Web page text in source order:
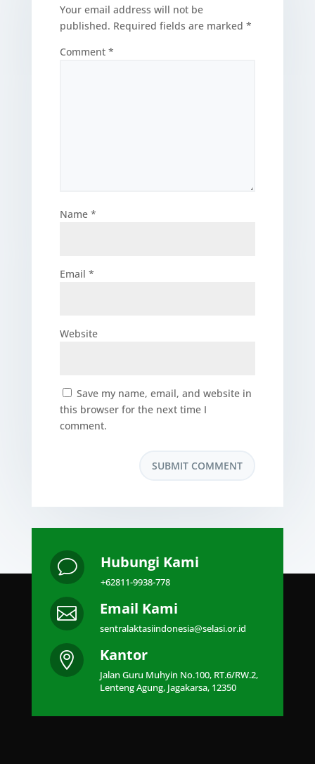
Your email address will not be
published. Required fields are marked *
Comment *
Name *
Email *
Website
Save my name, email, and website in
this browser for the next time I
comment.
v Hubungi Kami
+62811-9938-778
 Email Kami
sentralaktasiindonesia@selasi.or.id
 Kantor
Jalan Guru Muhyin No.100, RT.6/RW.2,
Lenteng Agung, Jagakarsa, 12350